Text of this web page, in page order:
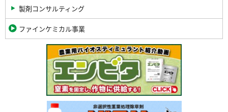
製剤コンサルティング
ファインケミカル事業